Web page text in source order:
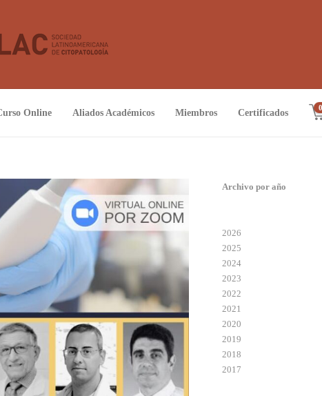
Online Aliados Académicos Miembros Certificados 0
Archivo por año
2026
2025
2024
2023
2022
2021
2020
2019
2018
2017